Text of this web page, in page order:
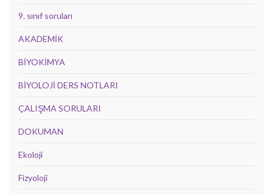
9. sınıf soruları
AKADEMİK
BİYOKİMYA
BİYOLOJİ DERS NOTLARI
ÇALIŞMA SORULARI
DOKUMAN
Ekoloji
Fizyoloji